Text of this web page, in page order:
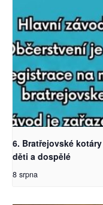
6. Bratřejovské
děti a dospělé
8 srpna